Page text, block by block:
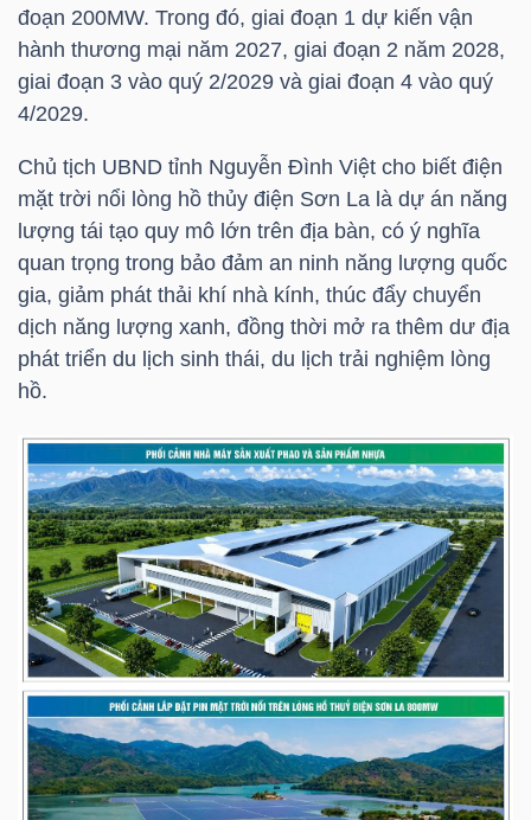
đoạn 200MW. Trong đó, giai đoạn 1 dự kiến vận
hành thương mại năm 2027, giai đoạn 2 năm 2028,
giai đoạn 3 vào quý 2/2029 và giai đoạn 4 vào quý
4/2029.
Chủ tịch UBND tỉnh Nguyễn Đình Việt cho biết điện
mặt trời nổi lòng hồ thủy điện Sơn La là dự án năng
lượng tái tạo quy mô lớn trên địa bàn, có ý nghĩa
quan trọng trong bảo đảm an ninh năng lượng quốc
gia, giảm phát thải khí nhà kính, thúc đẩy chuyển
dịch năng lượng xanh, đồng thời mở ra thêm dư địa
phát triển du lịch sinh thái, du lịch trải nghiệm lòng
hồ.
NGÀNH
DOANH
NGHIỆP
CỔ
PHÁI
SINH
TRÁI
PHIẾU
CÔNG